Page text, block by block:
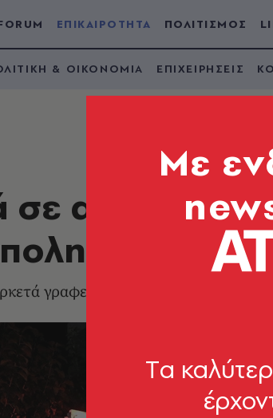
ΕΠΙΚΑΙΡΟΤΗΤΑ ΠΟΛΙΤΙΣΜΟΣ
& ΟΙΚΟΝΟΜΙΑ ΕΠΙΧΕΙΡΗΣΕΙΣ
σε αποθήκη
γραφεία - Επί τόπου
Mε
Tα